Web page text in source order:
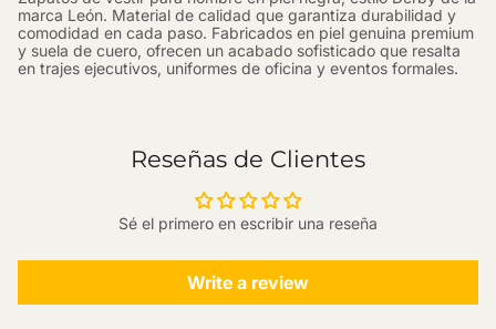
marca León. Material de calidad que garantiza durabilidad y
comodidad en cada paso. Fabricados en piel genuina premium
y suela de cuero, ofrecen un acabado sofisticado que resalta
en trajes ejecutivos, uniformes de oficina y eventos formales.
Reseñas de Clientes
Sé el primero en escribir una reseña
Write a review